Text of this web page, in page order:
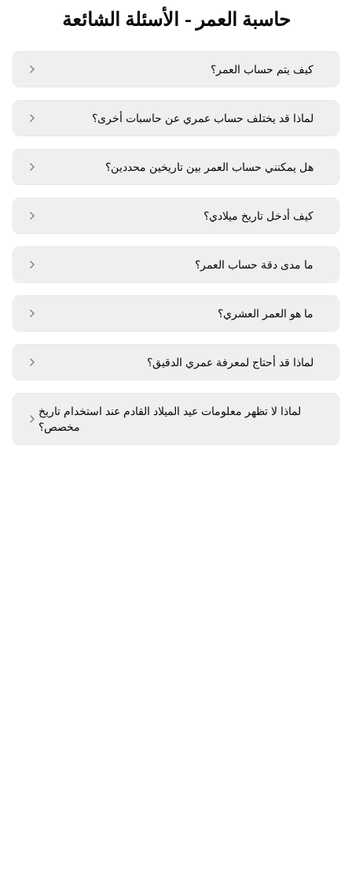
حاسبة العمر - الأسئلة الشائعة
كيف يتم حساب العمر؟
لماذا قد يختلف حساب عمري عن حاسبات أخرى؟
هل يمكنني حساب العمر بين تاريخين محددين؟
كيف أدخل تاريخ ميلادي؟
ما مدى دقة حساب العمر؟
ما هو العمر العشري؟
لماذا قد أحتاج لمعرفة عمري الدقيق؟
لماذا لا تظهر معلومات عيد الميلاد القادم عند استخدام تاريخ
مخصص؟